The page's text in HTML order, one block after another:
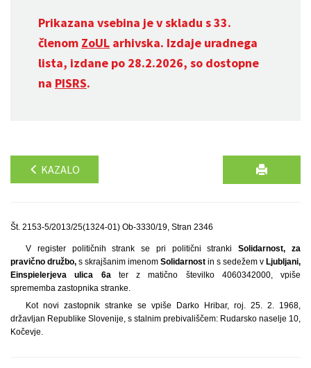
Prikazana vsebina je v skladu s 33.
členom ZoUL arhivska. Izdaje uradnega
lista, izdane po 28.2.2026, so dostopne
na PISRS.
KAZALO
Št. 2153-5/2013/25(1324-01) Ob-3330/19, Stran 2346
V register političnih strank se pri politični strankiSolidarnost, za
pravično družbo, s skrajšanim imenom Solidarnost in s sedežem v Ljubljani,
Einspielerjeva ulica 6ater z matično številko 4060342000, vpiše
sprememba zastopnika stranke.
Kot novi zastopnik stranke se vpiše Darko Hribar, roj. 25. 2. 1968,
državljan Republike Slovenije, s stalnim prebivališčem: Rudarsko naselje 10,
Kočevje.